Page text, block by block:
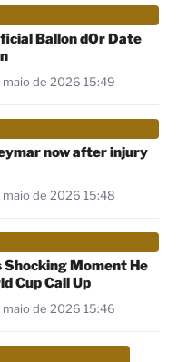
Ballon dOr Date
maio de 2026 15:49
now after injury
maio de 2026 15:48
Moment He
Cup Call Up
maio de 2026 15:46